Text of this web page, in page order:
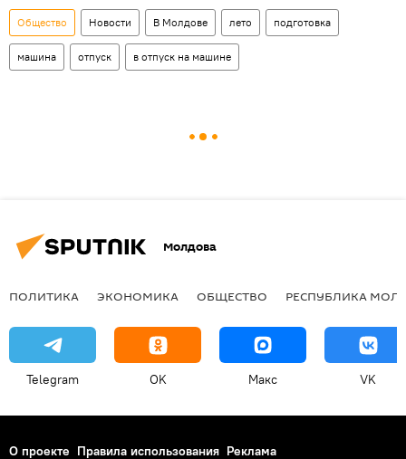
Общество Новости В Молдове лето подготовка
машина отпуск в отпуск на машине
Молдова
ПОЛИТИКА ЭКОНОМИКА ОБЩЕСТВО РЕСПУБЛИКА
Telegram OK Макс VK
О проекте Правила использования Реклама